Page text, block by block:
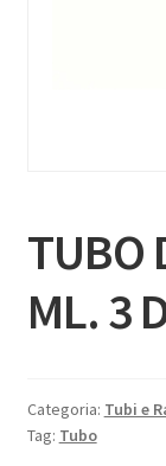
TUBO
ML. 3
Categoria: Tubi e
Tag: Tubo